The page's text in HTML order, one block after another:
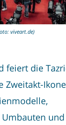
viveart.de)
feiert die
Zweitakt-
und